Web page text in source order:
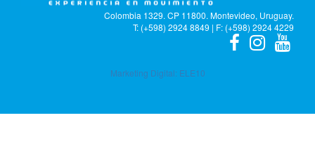
Colombia 1329. CP 11800. Montevideo, Uruguay.
T: (+598) 2924 8849 | F: (+598) 2924 4229
Marketing Digital: ELE10